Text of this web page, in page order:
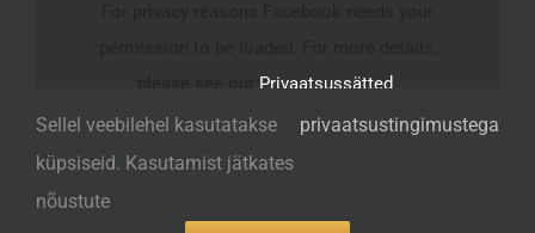
Privaatsussätted
Sellel veebilehel kasutatakse
küpsiseid. Kasutamist jätkates
nõustute
privaatsustingimustega